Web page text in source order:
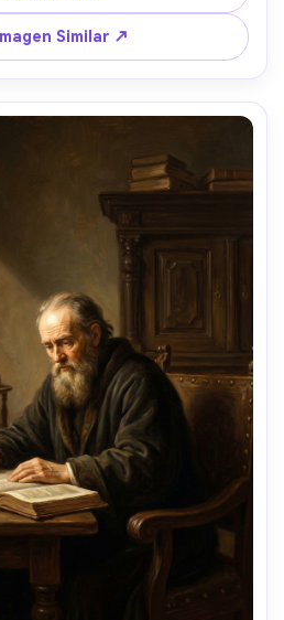
terrosos, pinceladas gruesas y
espiritual, lente 85mm, poca
de campo --ar 4:5
Similar ↗